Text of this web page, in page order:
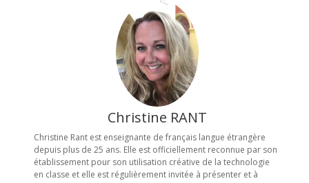
Christine RANT
Christine Rant est enseignante de français langue étrangère
depuis plus de 25 ans. Elle est officiellement reconnue par son
établissement pour son utilisation créative de la technologie
en classe et elle est régulièrement invitée à présenter et à